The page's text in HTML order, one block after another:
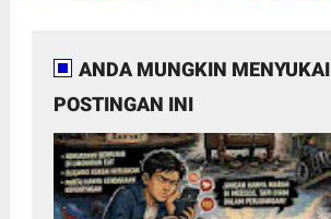
ANDA MUNGKIN MENYUKAI
POSTINGAN INI